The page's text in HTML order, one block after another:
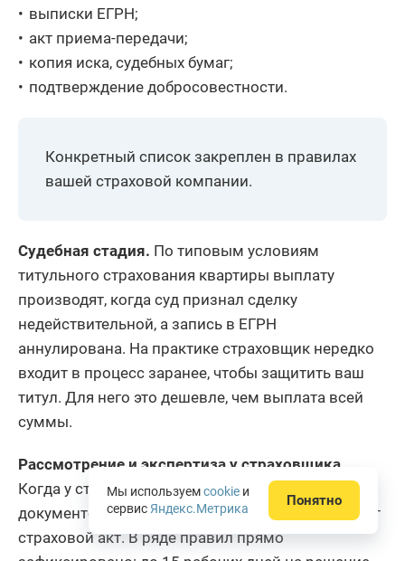
выписки ЕГРН;
акт приема-передачи;
копия иска, судебных бумаг;
подтверждение добросовестности.
Конкретный список закреплен в правилах
вашей страховой компании.
Судебная стадия. По типовым условиям
титульного страхования квартиры выплату
производят, когда суд признал сделку
недействительной, а запись в ЕГРН
аннулирована. На практике страховщик нередко
входит в процесс заранее, чтобы защитить ваш
титул. Для него это дешевле, чем выплата всей
суммы.
Рассмотрение и экспертиза у страховщика.
Когда у страховщика есть полный комплект
документов, он принимает решение и оформляет
страховой акт. В ряде правил прямо
Мы используемcookie и
сервис Яндекс.Метрика Понятно